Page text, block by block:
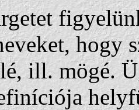
hogy
ill. mögé.